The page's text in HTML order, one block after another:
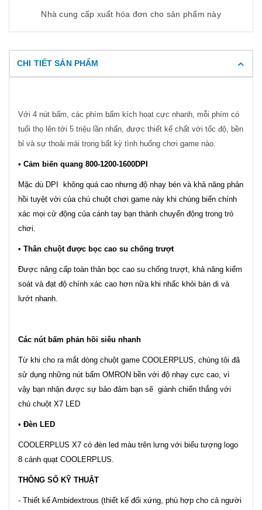
Nhà cung cấp xuất hóa đơn cho sản phẩm này
CHI TIẾT SẢN PHẨM
Với 4 nút bấm, các phím bấm kích hoạt cực nhanh, mỗi phím có
tuổi thọ lên tới 5 triệu lần nhấn, được thiết kế chất với tốc độ, bền
bỉ và sự thoải mái trong bất kỳ tình huống chơi game nào.
• Cảm biến quang 800-1200-1600DPI
Mặc dù DPI không quá cao nhưng độ nhạy bén và khả năng phản
hồi tuyệt vời của chú chuột chơi game này khi chúng biến chính
xác mọi cử động của cánh tay bạn thành chuyển động trong trò
chơi.
• Thân chuột được bọc cao su chống trượt
Được nâng cấp toàn thân bọc cao su chống trượt, khả năng kiểm
soát và đạt độ chính xác cao hơn nữa khi nhấc khỏi bàn di và
lướt nhanh.
Các nút bấm phản hồi siêu nhanh
Từ khi cho ra mắt dòng chuột game COOLERPLUS, chúng tôi đã
sử dụng những nút bấm OMRON bền với độ nhạy cực cao, vì
vậy bạn nhận được sự bảo đảm bạn sẽ giành chiến thắng với
chú chuột X7 LED
• Đèn LED
COOLERPLUS X7 có đèn led màu trên lưng với biểu tượng logo
8 cánh quạt COOLERPLUS.
THÔNG SỐ KỸ THUẬT
- Thiết kế Ambidextrous (thiết kế đối xứng, phù hợp cho cả người